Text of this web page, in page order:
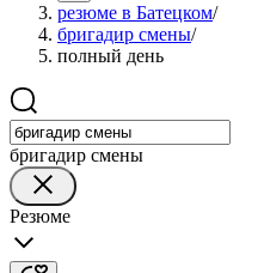
резюме в Батецком/
бригадир смены/
полный день
бригадир смены
Резюме